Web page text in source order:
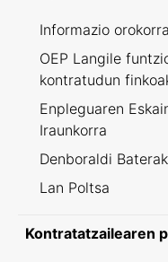
Informazio orokorra
OEP Langile
kontratudun
Enpleguaren
Iraunkorra
Denboraldi
Lan Poltsa
Kontratatzailearen